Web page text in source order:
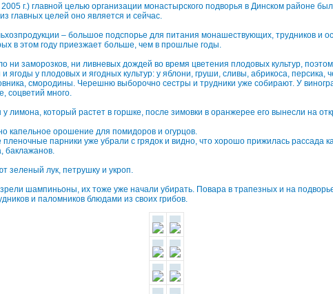
г.) главной целью организации монастырского подворья в Динском районе
главных целей оно является и сейчас.
– большое подспорье для питания монашествующих, трудников и
в этом году приезжает больше, чем в прошлые годы.
ни заморозков, ни ливневых дождей во время цветения плодовых культур,
ягоды у плодовых и ягодных культур: у яблони, груши, сливы, абрикоса, персика,
смородины. Черешню выборочно сестры и трудники уже собирают. У
соцветий много.
лимона, который растет в горшке, после зимовки в оранжерее его вынесли на
капельное орошение для помидоров и огурцов.
пленочные парники уже убрали с грядок и видно, что хорошо прижилась рассада
баклажанов.
зеленый лук, петрушку и укроп.
шампиньоны, их тоже уже начали убирать. Повара в трапезных и на
и паломников блюдами из своих грибов.